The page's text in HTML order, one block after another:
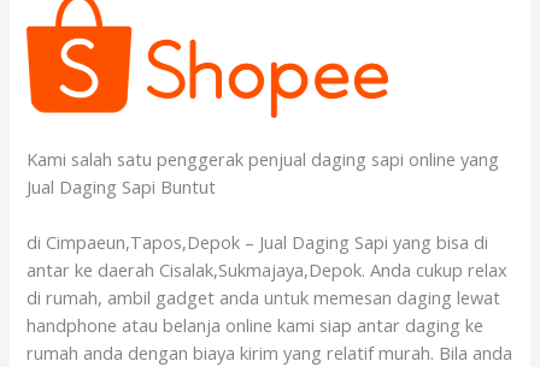
Kami salah satu penggerak penjual daging sapi online yang
Jual Daging Sapi Buntut
di Cimpaeun,Tapos,Depok – Jual Daging Sapi yang bisa di
antar ke daerah Cisalak,Sukmajaya,Depok. Anda cukup relax
di rumah, ambil gadget anda untuk memesan daging lewat
handphone atau belanja online kami siap antar daging ke
rumah anda dengan biaya kirim yang relatif murah. Bila anda